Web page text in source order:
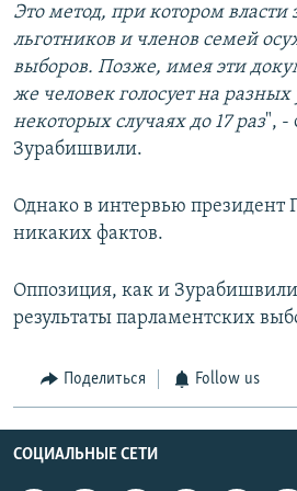
Это метод, при котором власти
льготников и членов семей
выборов. Позже, имея эти
же человек голосует на разных
некоторых случаях до 17 раз", -
Зурабишвили.
Однако в интервью президент
никаких фактов.
Оппозиция, как и
результаты парламентских
Поделиться Follow us
СОЦИАЛЬНЫЕ СЕТИ